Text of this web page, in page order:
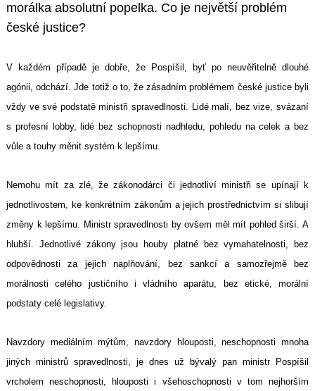
morálka absolutní popelka. Co je největší problém
české justice?
V každém případě je dobře, že Pospíšil, byť po neuvěřitelně dlouhé
agónii, odchází. Jde totiž o to, že zásadním problémem české justice byli
vždy ve své podstatě ministři spravedlnosti. Lidé malí, bez vize, svázaní
s profesní lobby, lidé bez schopnosti nadhledu, pohledu na celek a bez
vůle a touhy měnit systém k lepšímu.
Nemohu mít za zlé, že zákonodárci či jednotliví ministři se upínají k
jednotlivostem, ke konkrétním zákonům a jejich prostřednictvím si slibují
změny k lepšímu. Ministr spravedlnosti by ovšem měl mít pohled širší. A
hlubší. Jednotlivé zákony jsou houby platné bez vymahatelnosti, bez
odpovědnosti za jejich naplňování, bez sankcí a samozřejmě bez
morálnosti celého justičního i vládního aparátu, bez etické, morální
podstaty celé legislativy.
Navzdory mediálním mýtům, navzdory hlouposti, neschopnosti mnoha
jiných ministrů spravedlnosti, je dnes už bývalý pan ministr Pospíšil
vrcholem neschopnosti, hlouposti i všehoschopnosti v tom nejhorším